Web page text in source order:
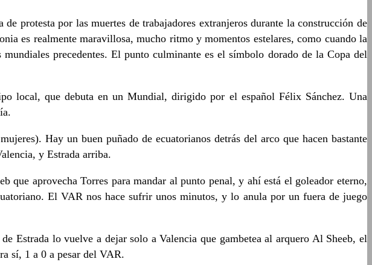
protesta por las muertes de trabajadores extranjeros durante la construcción de
es realmente maravillosa, mucho ritmo y momentos estelares, como cuando la
precedentes. El punto culminante es el símbolo dorado de la Copa del
local, que debuta en un Mundial, dirigido por el español Félix Sánchez. Una
Hay un buen puñado de ecuatorianos detrás del arco que hacen bastante
y Estrada arriba.
aprovecha Torres para mandar al punto penal, y ahí está el goleador eterno,
El VAR nos hace sufrir unos minutos, y lo anula por un fuera de juego
Estrada lo vuelve a dejar solo a Valencia que gambetea al arquero Al Sheeb, el
sí, 1 a 0 a pesar del VAR.